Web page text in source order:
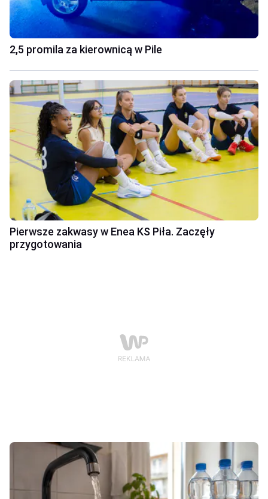
2,5 promila za kierownicą w Pile
Pierwsze zakwasy w Enea KS Piła. Zaczęły
przygotowania